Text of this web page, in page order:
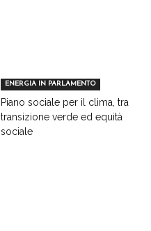
ENERGIA IN PARLAMENTO
Piano sociale per il clima, tra
transizione verde ed equità
sociale